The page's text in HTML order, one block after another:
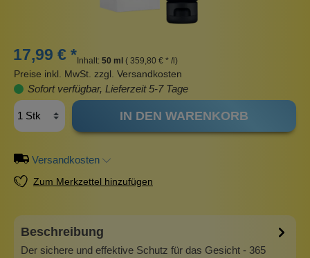
17,99 € * Inhalt: 50 ml ( 359,80 € * /l)
Preise inkl. MwSt. zzgl. Versandkosten
Sofort verfügbar, Lieferzeit 5-7 Tage
IN DEN WARENKORB
Versandkosten
Zum Merkzettel hinzufügen
Beschreibung
Der sichere und effektive Schutz für das Gesicht - 365